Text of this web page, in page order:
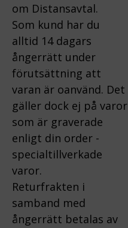
om Distansavtal.
Som kund har du
alltid 14 dagars
ångerrätt under
förutsättning att
varan är oanvänd. Det
gäller dock ej på varor
som är graverade
enligt din order -
specialtillverkade
varor.
Returfrakten i
samband med
ångerrätt betalas av